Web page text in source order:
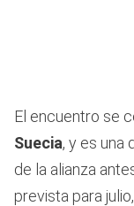
El encuentro se
Suecia, y es una
de la alianza
prevista para